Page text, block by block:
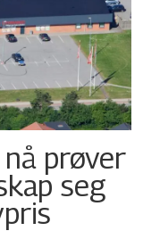
prøver
seg